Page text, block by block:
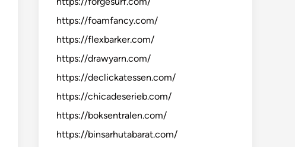
https://foamfancy.com/
https://flexbarker.com/
https://drawyarn.com/
https://declickatessen.com/
https://chicadeserieb.com/
https://boksentralen.com/
https://binsarhutabarat.com/